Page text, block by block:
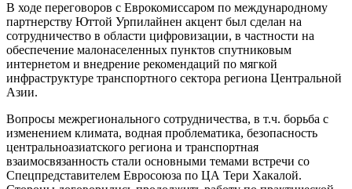
В ходе переговоров с Еврокомиссаром по международному
партнерству Юттой Урпилайнен акцент был сделан на
сотрудничество в области цифровизации, в частности на
обеспечение малонаселенных пунктов спутниковым
интернетом и внедрение рекомендаций по мягкой
инфраструктуре транспортного сектора региона Центральной
Азии.
Вопросы межрегионального сотрудничества, в т.ч. борьба с
изменением климата, водная проблематика, безопасность
центральноазиатского региона и транспортная
взаимосвязанность стали основными темами встречи со
Спецпредставителем Евросоюза по ЦА Тери Хакалой.